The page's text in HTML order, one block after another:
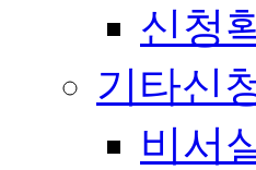
신청
기타신
비서